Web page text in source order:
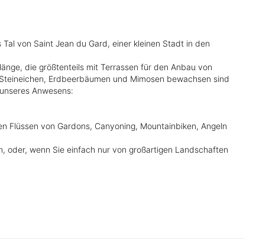
von Saint Jean du Gard, einer kleinen Stadt in den
die größtenteils mit Terrassen für den Anbau von
Erdbeerbäumen und Mimosen bewachsen sind
Anwesens:
Flüssen von Gardons, Canyoning, Mountainbiken, Angeln
oder, wenn Sie einfach nur von großartigen Landschaften